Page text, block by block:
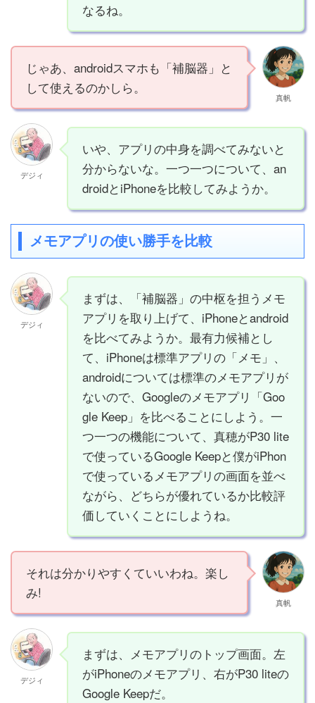
なるね。
じゃあ、androidスマホも「補脳器」と
して使えるのかしら。
真帆
デジィ
いや、アプリの中身を調べてみないと
分からないな。一つ一つについて、an
droidとiPhoneを比較してみようか。
メモアプリの使い勝手を比較
デジィ
まずは、「補脳器」の中枢を担うメモ
アプリを取り上げて、iPhoneとandroid
を比べてみようか。最有力候補とし
て、iPhoneは標準アプリの「メモ」、
androidについては標準のメモアプリが
ないので、Googleのメモアプリ「Goo
gle Keep」を比べることにしよう。一
つ一つの機能について、真穂がP30 lite
で使っているGoogle Keepと僕がiPhon
で使っているメモアプリの画面を並べ
ながら、どちらが優れているか比較評
価していくことにしようね。
それは分かりやすくていいわね。楽し
み!
真帆
デジィ
まずは、メモアプリのトップ画面。左
がiPhoneのメモアプリ、右がP30 liteの
Google Keepだ。